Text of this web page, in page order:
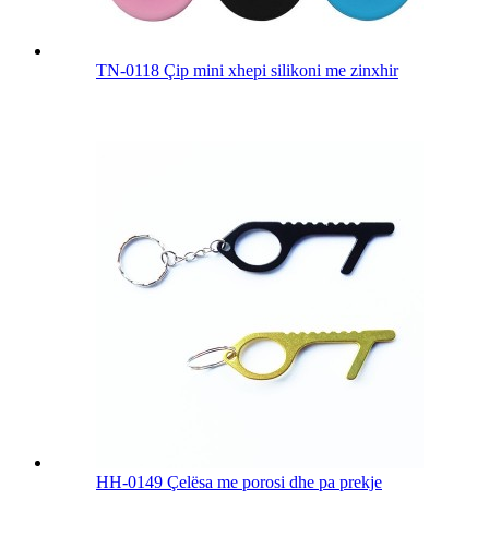
TN-0118 Çip mini xhepi silikoni me zinxhir
HH-0149 Çelësa me porosi dhe pa prekje